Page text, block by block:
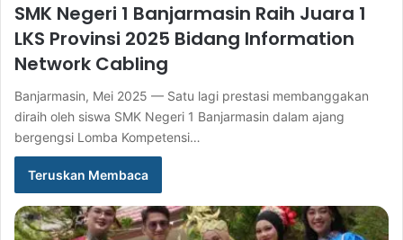
SMK Negeri 1 Banjarmasin Raih Juara 1
LKS Provinsi 2025 Bidang Information
Network Cabling
Banjarmasin, Mei 2025 — Satu lagi prestasi membanggakan
diraih oleh siswa SMK Negeri 1 Banjarmasin dalam ajang
bergengsi Lomba Kompetensi…
Teruskan Membaca